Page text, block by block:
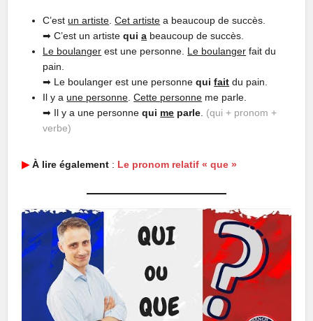
C’est un artiste .Cet artiste a beaucoup de succès.
➡︎ C’est un artistequi a beaucoup de succès.
Le boulanger est une personne. Le boulanger fait du
pain.
➡︎ Le boulanger est une personnequifait du pain.
Il y a une personne .Cette personne me parle.
➡︎ Il y a une personnequi me parle (qui + pronom +
verbe)
▶︎À lire également : Le pronom relatif « que »